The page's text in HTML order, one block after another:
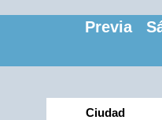
Previa
Ciudad